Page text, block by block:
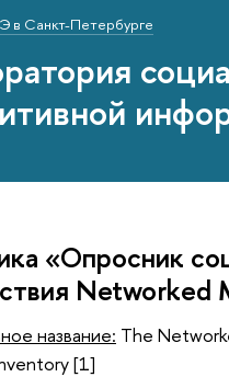
Санкт-Петербурге
«Опросник
Networked
название: The
[1]